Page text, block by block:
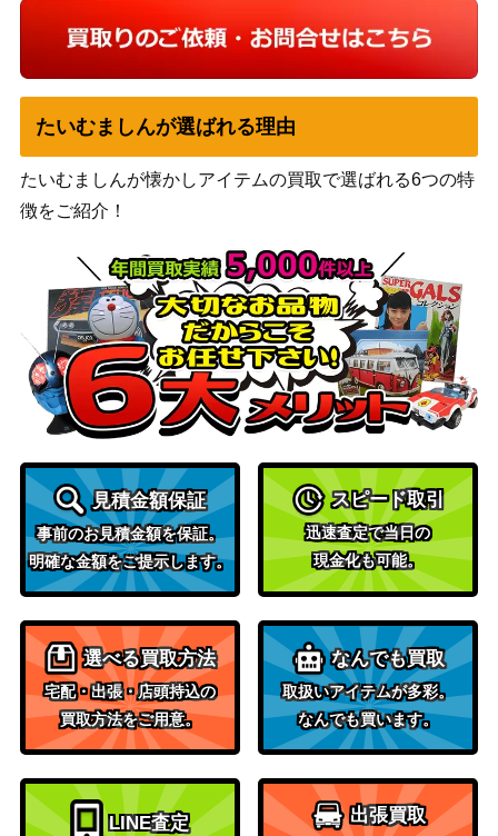
たいむましんが選ばれる理由
たいむましんが懐かしアイテムの買取で選ばれる6つの特
徴をご紹介！
見積金額保証
事前のお見積金額を保証。
明確な金額をご提示します。
スピード取引
迅速査定で当日の
現金化も可能。
選べる買取方法
宅配・出張・店頭持込の
買取方法をご用意。
なんでも買取
取扱いアイテムが多彩。
なんでも買います。
LINE査定 出張買取